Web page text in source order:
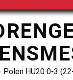
Polen HU20 0-3